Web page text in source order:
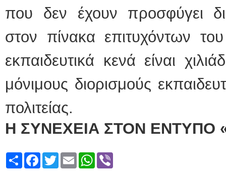
που δεν έχουν προσφύγει
στον πίνακα επιτυχόντων
εκπαιδευτικά κενά είναι
μόνιμους διορισμούς
πολιτείας.
Η ΣΥΝΕΧΕΙΑ ΣΤΟΝ ΕΝΤΥΠΟ
ShareFacebook
TwitterEmailWhatsApp